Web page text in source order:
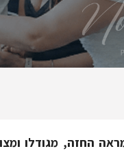
החזה, מגודלו